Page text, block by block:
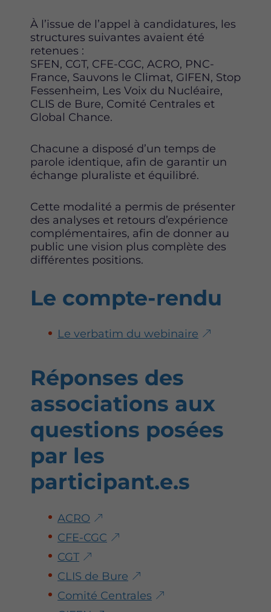
À l’issue de l’appel à candidatures, les
structures suivantes avaient été
retenues :
SFEN, CGT, CFE-CGC, ACRO, PNC-
France, Sauvons le Climat, GIFEN, Stop
Fessenheim, Les Voix du Nucléaire,
CLIS de Bure, Comité Centrales et
Global Chance.
Chacune a disposé d’un temps de
parole identique, afin de garantir un
échange pluraliste et équilibré.
Cette modalité a permis de présenter
des analyses et retours d’expérience
complémentaires, afin de donner au
public une vision plus complète des
différentes positions.
Le compte-rendu
Le verbatim du webinaire
Réponses des
associations aux
questions posées
par les
participant.e.s
ACRO
CFE-CGC
CGT
CLIS de Bure
Comité Centrales